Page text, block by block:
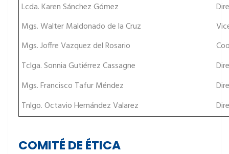
Lcda. Karen Sánchez Gómez
Mgs. Walter Maldonado de la Cruz
Mgs. Joffre Vazquez del Rosario
Tclga. Sonnia Gutiérrez Cassagne
Mgs. Francisco Tafur Méndez
Tnlgo. Octavio Hernández Valarez
COMITÉ DE ÉTICA